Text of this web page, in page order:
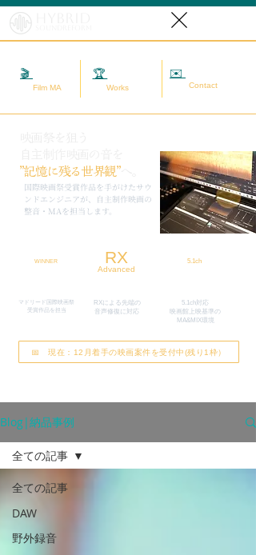
🎬
Film MA
🏆
Works
✉️
Contact
​国際映画祭受賞作品を手がけたサウ
ンドエンジニアが、自主制作映画の
整音・MAを担当します。
”記憶に残る世界観”へ。
WINNER RX
Advanced
マドリード国際映画祭
​受賞作品を担当
RXによる先端の
​音声修復に対応
5.1ch
5.1ch対応
映画館上映基準の
MA&MIX環境
📅 現在：12月着手の映画案件を受付中(残り1枠）
Blog|納品事例
全ての記事
DAW
野外録音
全ての記事